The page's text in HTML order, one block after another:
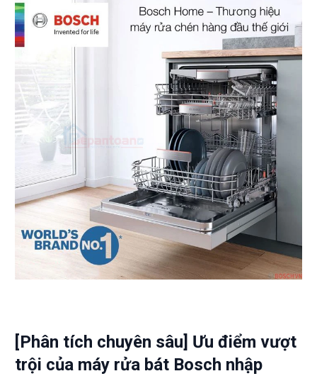
[Phân tích chuyên sâu] Ưu điểm vượt
trội của máy rửa bát Bosch nhập